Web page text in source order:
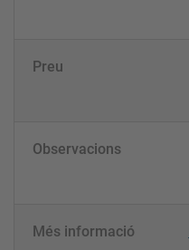
Preu
Observacions
Més informació